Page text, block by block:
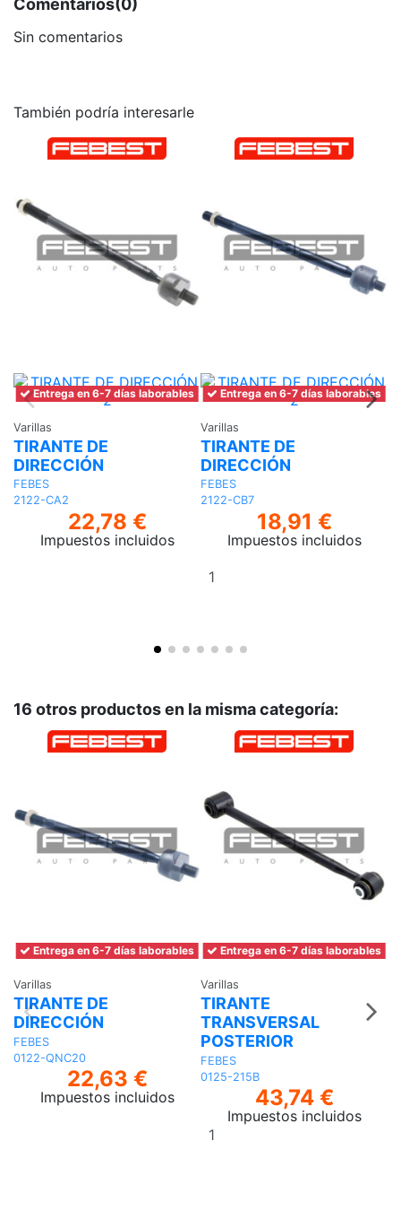
Comentarios(0)
Sin comentarios
También podría interesarle
Entrega en 6-7 días laborables
Varillas
TIRANTE DE
DIRECCIÓN
FEBES
2122-CA2
22,78 €
Impuestos incluidos
Entrega en 6-7 días laborables
Varillas
TIRANTE DE
DIRECCIÓN
FEBES
2122-CB7
18,91 €
Impuestos incluidos
16 otros productos en la misma categoría:
Entrega en 6-7 días laborables
Varillas
TIRANTE DE
DIRECCIÓN
FEBES
0122-QNC20
22,63 €
Impuestos incluidos
Añadir
Entrega en 6-7 días laborables
Varillas
TIRANTE
TRANSVERSAL
POSTERIOR
FEBES
0125-215B
43,74 €
Impuestos incluidos